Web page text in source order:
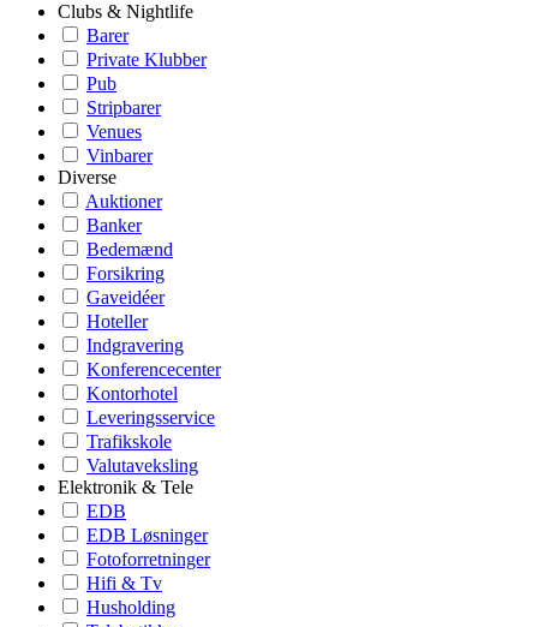
Clubs & Nightlife
Barer
Private Klubber
Pub
Stripbarer
Venues
Vinbarer
Diverse
Auktioner
Banker
Bedemænd
Forsikring
Gaveidéer
Hoteller
Indgravering
Konferencecenter
Kontorhotel
Leveringsservice
Trafikskole
Valutaveksling
Elektronik & Tele
EDB
EDB Løsninger
Fotoforretninger
Hifi & Tv
Husholding